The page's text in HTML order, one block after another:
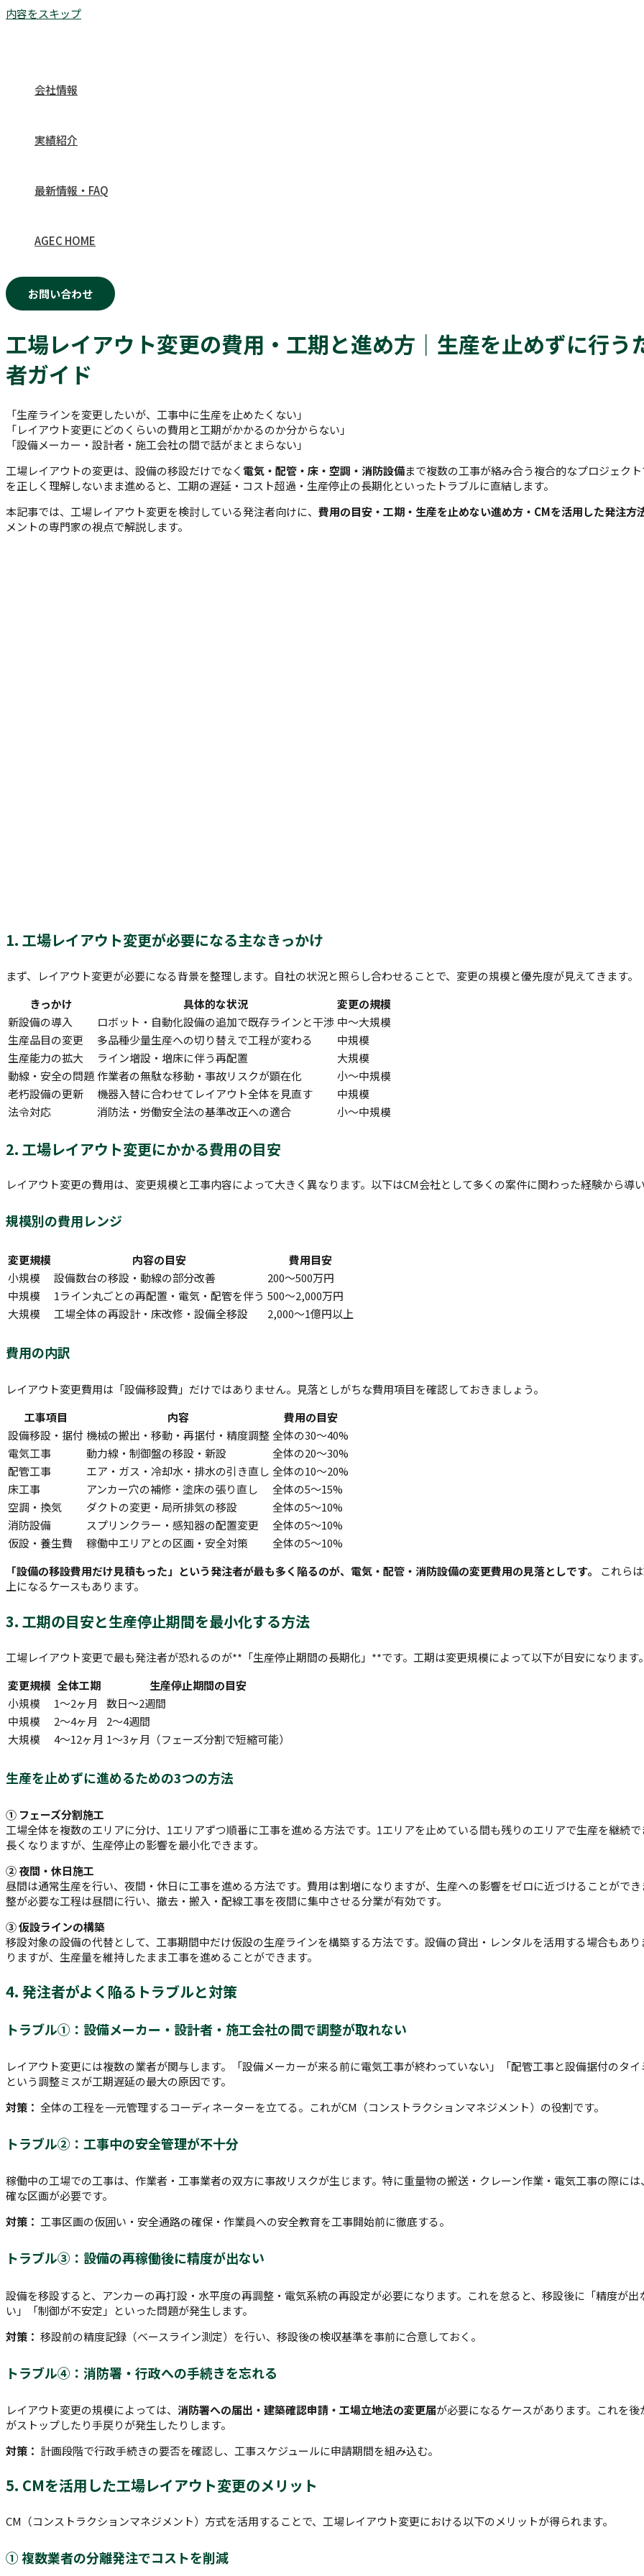
内容をスキップ
会社情報
実績紹介
最新情報・FAQ
AGEC HOME
お問い合わせ
工場レイアウト変更の費用・工期と進め方｜生産を止めずに行う
者ガイド
「生産ラインを変更したいが、工事中に生産を止めたくない」
「レイアウト変更にどのくらいの費用と工期がかかるのか分からない」
「設備メーカー・設計者・施工会社の間で話がまとまらない」
工場レイアウトの変更は、設備の移設だけでなく 電気・配管・床・空調・消防設備まで複数の工事が絡み合う複合的なプロジェク
を正しく理解しないまま進めると、工期の遅延・コスト超過・生産停止の長期化といったトラブルに直結します。
本記事では、工場レイアウト変更を検討している発注者向けに、 費用の目安・工期・生産を止めない進め方・CMを活用した発注方
メントの専門家の視点で解説します。
1. 工場レイアウト変更が必要になる主なきっかけ
まず、レイアウト変更が必要になる背景を整理します。自社の状況と照らし合わせることで、変更の規模と優先度が見えてきます。
きっかけ
具体的な状況
変更の規模
新設備の導入
ロボット・自動化設備の追加で既存ラインと干渉 中〜大規模
生産品目の変更
多品種少量生産への切り替えで工程が変わる
中規模
生産能力の拡大
ライン増設・増床に伴う再配置
大規模
動線・安全の問題 作業者の無駄な移動・事故リスクが顕在化
小〜中規模
老朽設備の更新
機器入替に合わせてレイアウト全体を見直す
中規模
法令対応
消防法・労働安全法の基準改正への適合 小〜中規模
2. 工場レイアウト変更にかかる費用の目安
レイアウト変更の費用は、変更規模と工事内容によって大きく異なります。以下はCM会社として多くの案件に関わった経験から導い
規模別の費用レンジ
変更規模 内容の目安
費用目安
小規模
設備数台の移設・動線の部分改善
200〜500万円
中規模
1ライン丸ごとの再配置・電気・配管を伴う 500〜2,000万円
大規模
工場全体の再設計・床改修・設備全移設 2,000〜1億円以上
費用の内訳
レイアウト変更費用は「設備移設費」だけではありません。見落としがちな費用項目を確認しておきましょう。
工事項目
内容
費用の目安
設備移設・据付 機械の搬出・移動・再据付・精度調整全体の30〜40%
電気工事
動力線・制御盤の移設・新設
全体の20〜30%
配管工事
エア・ガス・冷却水・排水の引き直し 全体の10〜20%
床工事
アンカー穴の補修・塗床の張り直し
全体の5〜15%
空調・換気
ダクトの変更・局所排気の移設
全体の5〜10%
消防設備
スプリンクラー・感知器の配置変更
全体の5〜10%
仮設・養生費
稼働中エリアとの区画・安全対策
全体の5〜10%
「設備の移設費用だけ見積もった」という発注者が最も多く陥るのが、電気・配管・消防設備の変更費用の見落としです。
これら
上になるケースもあります。
3. 工期の目安と生産停止期間を最小化する方法
工場レイアウト変更で最も発注者が恐れるのが**「生産停止期間の長期化」**です。工期は変更規模によって以下が目安になります。
変更規模 全体工期
生産停止期間の目安
小規模
1〜2ヶ月
数日〜2週間
中規模
2〜4ヶ月
2〜4週間
大規模
4〜12ヶ月 1〜3ヶ月（フェーズ分割で短縮可能）
生産を止めずに進めるための3つの方法
① フェーズ分割施工
工場全体を複数のエリアに分け、1エリアずつ順番に工事を進める方法です。1エリアを止めている間も残りのエリアで生産を継続
長くなりますが、生産停止の影響を最小化できます。
② 夜間・休日施工
昼間は通常生産を行い、夜間・休日に工事を進める方法です。費用は割増になりますが、生産への影響をゼロに近づけることがで
整が必要な工程は昼間に行い、撤去・搬入・配線工事を夜間に集中させる分業が有効です。
③ 仮設ラインの構築
移設対象の設備の代替として、工事期間中だけ仮設の生産ラインを構築する方法です。設備の貸出・レンタルを活用する場合もあ
りますが、生産量を維持したまま工事を進めることができます。
4. 発注者がよく陥るトラブルと対策
トラブル①：設備メーカー・設計者・施工会社の間で調整が取れない
レイアウト変更には複数の業者が関与します。「設備メーカーが来る前に電気工事が終わっていない」「配管工事と設備据付のタイ
という調整ミスが工期遅延の最大の原因です。
対策： 全体の工程を一元管理するコーディネーターを立てる。これがCM（コンストラクションマネジメント）の役割です。
トラブル②：工事中の安全管理が不十分
稼働中の工場での工事は、作業者・工事業者の双方に事故リスクが生じます。特に重量物の搬送・クレーン作業・電気工事の際に
確な区画が必要です。
対策： 工事区画の仮囲い・安全通路の確保・作業員への安全教育を工事開始前に徹底する。
トラブル③：設備の再稼働後に精度が出ない
設備を移設すると、アンカーの再打設・水平度の再調整・電気系統の再設定が必要になります。これを怠ると、移設後に「精度が出
い」「制御が不安定」といった問題が発生します。
対策： 移設前の精度記録（ベースライン測定）を行い、移設後の検収基準を事前に合意しておく。
トラブル④：消防署・行政への手続きを忘れる
レイアウト変更の規模によっては、 消防署への届出・建築確認申請・工場立地法の変更届が必要になるケースがあります。これを
がストップしたり手戻りが発生したりします。
対策： 計画段階で行政手続きの要否を確認し、工事スケジュールに申請期間を組み込む。
5. CMを活用した工場レイアウト変更のメリット
CM（コンストラクションマネジメント）方式を活用することで、工場レイアウト変更における以下のメリットが得られます。
① 複数業者の分離発注でコストを削減